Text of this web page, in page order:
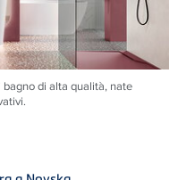
bagno di alta qualità, nate